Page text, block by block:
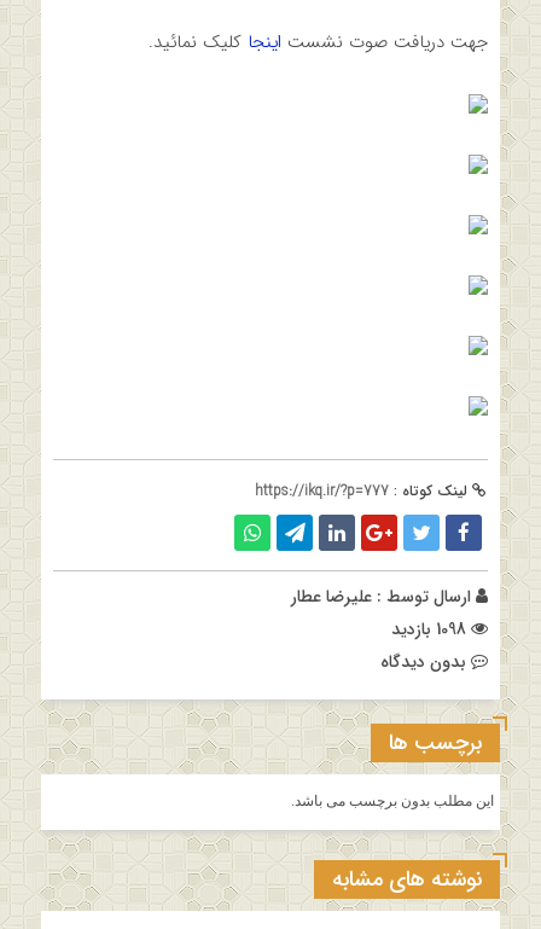
جهت دریافت صوت نشست اینجا کلیک نمائید.
لینک کوتاه : https://ikq.ir/?p=777
ارسال توسط : علیرضا عطار
بدون دیدگاه
برچسب ها
این مطلب بدون برچسب می باشد.
نوشته های مشابه